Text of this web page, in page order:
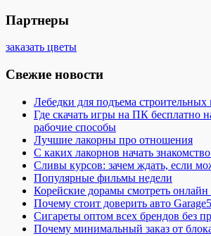
Партнеры
заказать цветы
Свежие новости
Лебедки для подъема строительных
Где скачать игры на ПК бесплатно
рабочие способы
Лучшие лакорны про отношения
С каких лакорнов начать
Сливы курсов: зачем ждать, если
Популярные фильмы недели
Корейские дорамы смотреть онлайн
Почему стоит доверить авто
Сигареты оптом всех брендов без
Почему минимальный заказ от